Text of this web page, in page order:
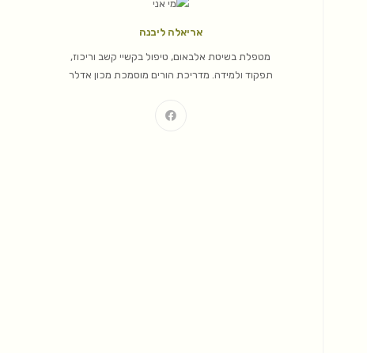
אריאלה ליבנה
מטפלת בשיטת אלבאום, טיפול בקשיי קשב וריכוז,
תפקוד ולמידה. מדריכת הורים מוסמכת מכון אדלר